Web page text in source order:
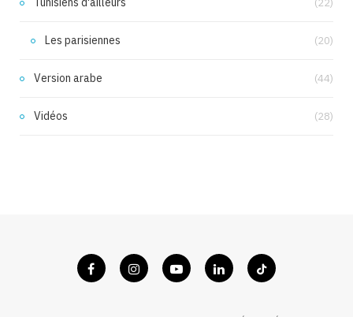
Les parisiennes (20)
Version arabe (44)
Vidéos (28)